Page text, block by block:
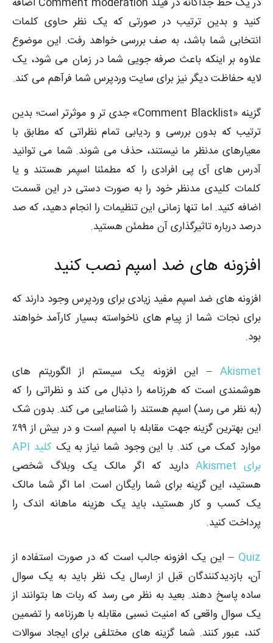
کنید و بدین ترتیب در صورتی که یک نظر حاوی کلمات
انتخابی شما باشد، به صف بررسی خواهد رفت. این موضوع
علاوه بر اینکه باعث صرفه جویی شما در زمان می شود، یک
لایه حفاظت دیگر نیز برای سایت وردپرس شما فرآهم می کند.
گزینه «Comment Blacklist» جدی تر و موثرتر است؛ بدین
ترتیب که بدون بررسی و ردیابی تمام نظراتی که مطابق با
معیارهای مدنظر ما نیستند، حذف می شوند. شما می توانید
آدرس های آی پی افرادی را که مطمئنا اسپمر هستند و یا
کلمات کلیدی مدنظر خود را به صورت دستی در این قسمت
اضافه کنید. اما تنها زمانی این تنظیمات را انجام دهید، که صد
درصد درباره تاثیرگذاری آن مطمئن هستید.
افزونه های ضد اسپم نصب کنید
افزونه های ضد اسپم مفید زیادی برای وردپرس وجود دارند که
برای نجات شما از پیام های ناخواسته بسیار کارآمد خواهند
بود.
Akismet – این افزونه یک سیستم از الگوریتم های
هوشمندی است که هرزنامه را دنبال می کند و نظراتی را که
(به نظر می رسد) اسپم هستند را شناسایی می کند. بدون شک
این بهترین گزینه جهت مقابله با اسپم است و در بیش از ۹۹٪
موارد کمک می کند. با این وجود شما نیاز به یک
کلید API
برای Akismet
دارید که اگر مالک یک وبلاگ شخصی
هستید، این گزینه برای شما رایگان است. اما اگر شما مالک
یک کسب و کار هستید، باید یک هزینه ماهانه اندک را
پرداخت کنید.
Quiz – این یک افزونه جالب است که در صورت استفاده از
آن، بازدیدکنندگان قبل از ارسال یک نظر باید به یک سوال
ساده پاسخ دهند. بعید به نظر می رسد که ربات ها بتوانند از
یک سوال واقعی که امنیت نسبی مقابله با هرزنامه را تضمین
کند، عبور کنند. شما گزینه های مختلفی برای ایجاد سوالات